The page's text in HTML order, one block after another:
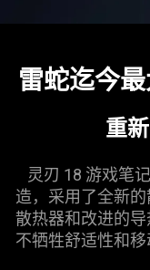
雷蛇迄今
重
灵刃 18 游戏笔
造，采用了全新
散热器和改进的
不牺牲舒适性和